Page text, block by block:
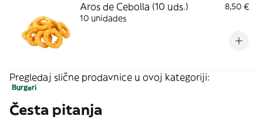
Aros de Cebolla (10 uds.)
8,50 €
10 unidades
Pregledaj slične prodavnice u ovoj kategoriji:
Burgeri
Česta pitanja